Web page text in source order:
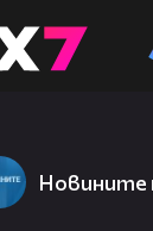
Новините